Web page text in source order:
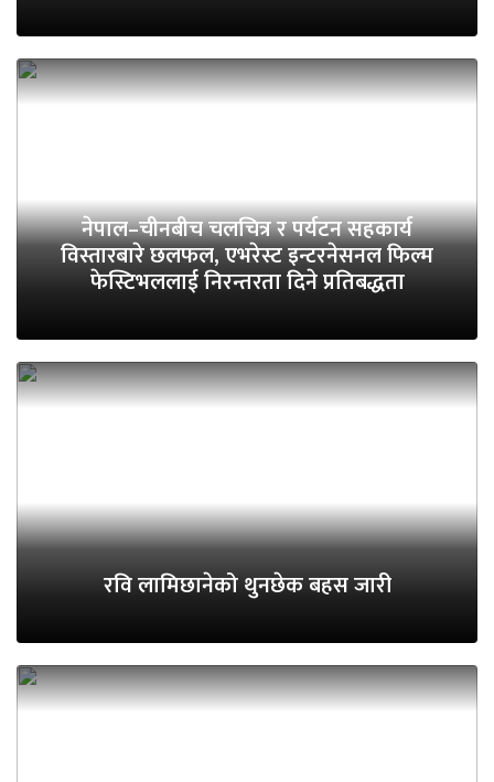
नेपाल–चीनबीच चलचित्र र पर्यटन सहकार्य
विस्तारबारे छलफल, एभरेस्ट इन्टरनेसनल फिल्म
फेस्टिभललाई निरन्तरता दिने प्रतिबद्धता
रवि लामिछानेको थुनछेक बहस जारी